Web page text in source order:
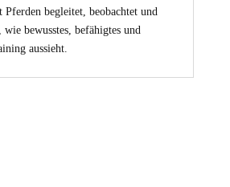
begleitet, beobachtet und
wie bewusstes, befähigtes und
aussieht.